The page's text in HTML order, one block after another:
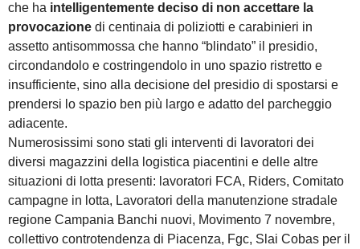
che ha intelligentemente deciso di non accettare la
provocazione di centinaia di poliziotti e carabinieri in
assetto antisommossa che hanno “blindato” il presidio,
circondandolo e costringendolo in uno spazio ristretto e
insufficiente, sino alla decisione del presidio di spostarsi e
prendersi lo spazio ben più largo e adatto del parcheggio
adiacente.
Numerosissimi sono stati gli interventi di lavoratori dei
diversi magazzini della logistica piacentini e delle altre
situazioni di lotta presenti: lavoratori FCA, Riders, Comitato
campagne in lotta, Lavoratori della manutenzione stradale
regione Campania Banchi nuovi, Movimento 7 novembre,
collettivo controtendenza di Piacenza, Fgc, Slai Cobas per il